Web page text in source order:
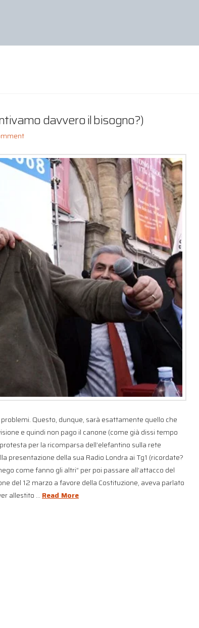
davvero il bisogno?)
Questo, dunque, sarà esattamente quello che
e quindi non pago il canone (come già dissi tempo
per la ricomparsa dell’elefantino sulla rete
presentazione della sua Radio Londra ai Tg1 (ricordate?
come fanno gli altri” per poi passare all’attacco del
del 12 marzo a favore della Costituzione, aveva parlato
allestito … Read More